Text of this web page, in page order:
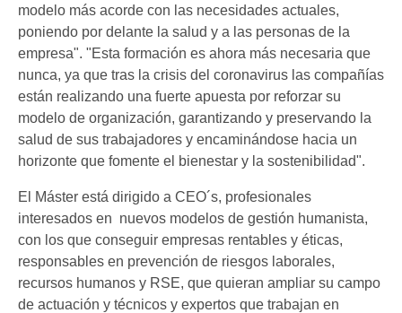
modelo más acorde con las necesidades actuales,
poniendo por delante la salud y a las personas de la
empresa". "Esta formación es ahora más necesaria que
nunca, ya que tras la crisis del coronavirus las compañías
están realizando una fuerte apuesta por reforzar su
modelo de organización, garantizando y preservando la
salud de sus trabajadores y encaminándose hacia un
horizonte que fomente el bienestar y la sostenibilidad".
El Máster está dirigido a CEO´s, profesionales
interesados en nuevos modelos de gestión humanista,
con los que conseguir empresas rentables y éticas,
responsables en prevención de riesgos laborales,
recursos humanos y RSE, que quieran ampliar su campo
de actuación y técnicos y expertos que trabajan en